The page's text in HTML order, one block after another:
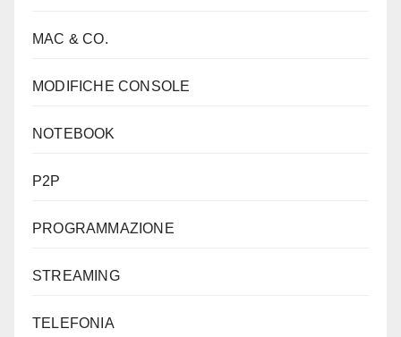
MAC & CO.
MODIFICHE CONSOLE
NOTEBOOK
P2P
PROGRAMMAZIONE
STREAMING
TELEFONIA